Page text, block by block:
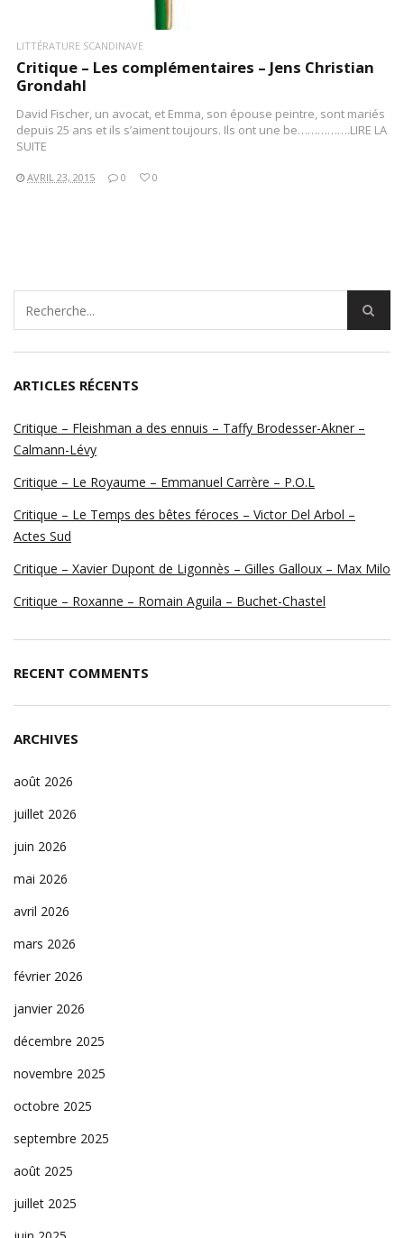
LITTÉRATURE SCANDINAVE
Critique – Les complémentaires – Jens Christian
Grondahl
David Fischer, un avocat, et Emma, son épouse peintre, sont mariés
depuis 25 ans et ils s’aiment toujours. Ils ont une be…………….LIRE LA
SUITE
AVRIL 23, 2015 0 0
ARTICLES RÉCENTS
Critique – Fleishman a des ennuis – Taffy Brodesser-Akner –
Calmann-Lévy
Critique – Le Royaume – Emmanuel Carrère – P.O.L
Critique – Le Temps des bêtes féroces – Victor Del Arbol –
Actes Sud
Critique – Xavier Dupont de Ligonnès – Gilles Galloux – Max Milo
Critique – Roxanne – Romain Aguila – Buchet-Chastel
RECENT COMMENTS
ARCHIVES
août 2026
juillet 2026
juin 2026
mai 2026
avril 2026
mars 2026
février 2026
janvier 2026
décembre 2025
novembre 2025
octobre 2025
septembre 2025
août 2025
juillet 2025